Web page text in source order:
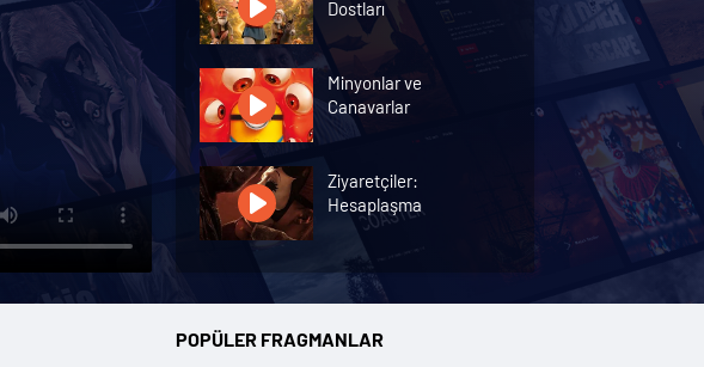
Dostları
Minyonlar ve
Canavarlar
Ziyaretçiler:
Hesaplaşma
Nasreddin Hoca:
Zaman Yolcusu 4
POPÜLER FRAGMANLAR